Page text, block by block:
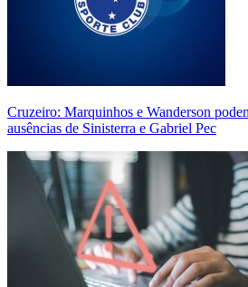
Cruzeiro: Marquinhos e Wanderson
ausências de Sinisterra e Gabriel Pec